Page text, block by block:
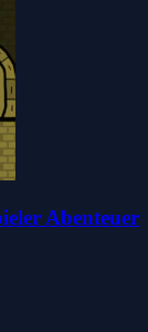
Abenteuer